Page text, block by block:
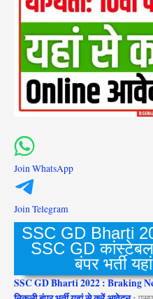
Join WhatsApp
Join Telegram
SSC GD Bharti
SSC GD कांस्टेबल
बंपर भर्ती
SSC GD Bharti 2022 : Braking